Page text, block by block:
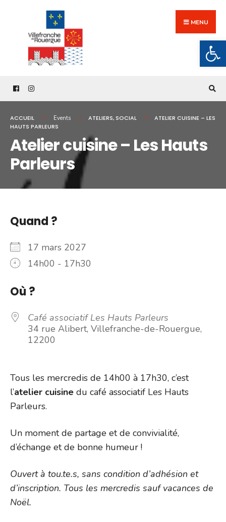
content
MENU
ACCUEIL Events ATELIERS, SOCIAL
ATELIER CUISINE – LES
HAUTS PARLEURS
Atelier cuisine – Les Hauts
Parleurs
Quand ?
17 mars 2027
14h00 - 17h30
Où ?
Café associatif Les Hauts Parleurs
34 rue Alibert, Villefranche-de-Rouergue,
12200
Tous les mercredis de 14h00 à 17h30, c’est
l’atelier cuisine du café associatif Les Hauts
Parleurs.
Un moment de partage et de convivialité,
d’échange et de bonne humeur !
Ouvert à tou.te.s, sans condition d’adhésion et
d’inscription. Tous les mercredis sauf vacances de
Noël.